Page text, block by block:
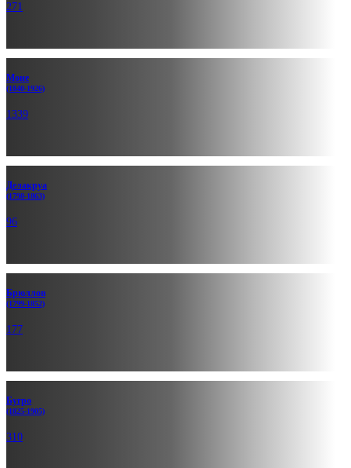
271
Моне
(1840-1926)
1339
Делакруа
(1798-1863)
96
Брюллов
(1799-1852)
177
Бугро
(1825-1905)
310